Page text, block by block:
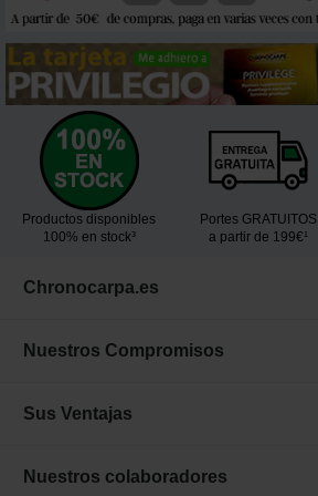
Productos disponibles
100% en stock³
Portes GRATUITOS
a partir de 199€¹
Chronocarpa.es
Nuestros Compromisos
Sus Ventajas
Nuestros colaboradores